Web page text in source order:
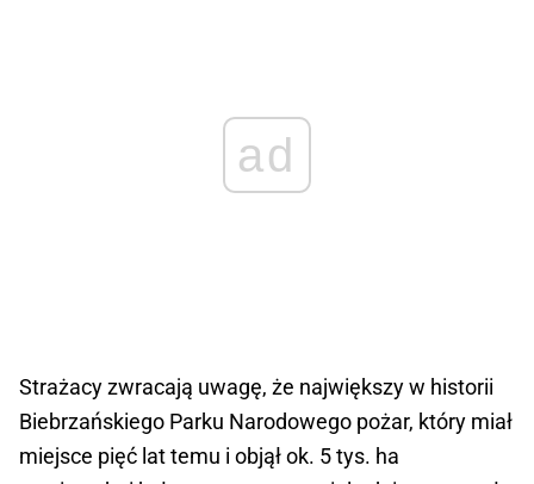
ad
Strażacy zwracają uwagę, że największy w historii
Biebrzańskiego Parku Narodowego pożar, który miał
miejsce pięć lat temu i objął ok. 5 tys. ha